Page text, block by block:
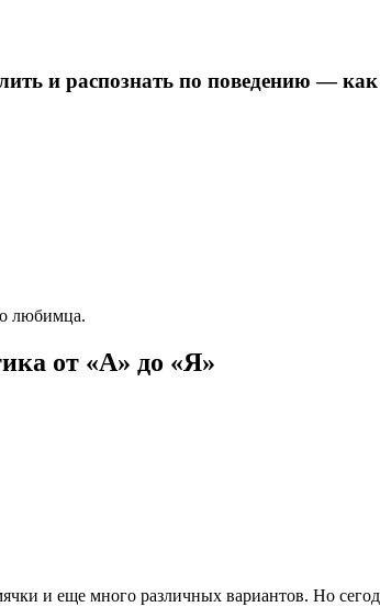
и распознать по поведению —
любимца.
от «А» до «Я»
и еще много различных вариантов. Но